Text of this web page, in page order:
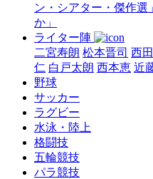
ン・シアター・傑作選」
か」
ライター陣
二宮寿朗 松本晋司 西
仁 白戸太朗 西本恵 近
野球
サッカー
ラグビー
水泳・陸上
格闘技
五輪競技
パラ競技